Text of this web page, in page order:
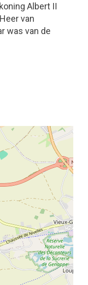
Albert II
van
was van de